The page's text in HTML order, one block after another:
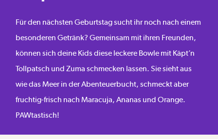
Für den nächsten Geburtstag sucht ihr noch nach einem
besonderen Getränk? Gemeinsam mit ihren Freunden,
können sich deine Kids diese leckere Bowle mit Käpt’n
Tollpatsch und Zuma schmecken lassen. Sie sieht aus
wie das Meer in der Abenteuerbucht, schmeckt aber
fruchtig-frisch nach Maracuja, Ananas und Orange.
PAWtastisch!